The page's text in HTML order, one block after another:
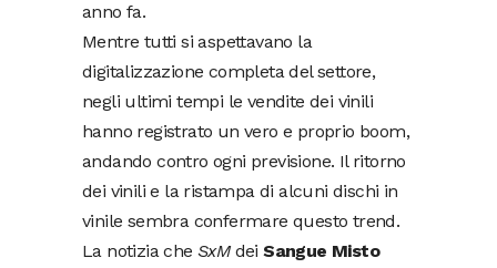
anno fa.
Mentre tutti si aspettavano la
digitalizzazione completa del settore,
negli ultimi tempi le vendite dei vinili
hanno registrato un vero e proprio boom,
andando contro ogni previsione. Il ritorno
dei vinili e la ristampa di alcuni dischi in
vinile sembra confermare questo trend.
La notizia cheSxMdeiSangue Misto